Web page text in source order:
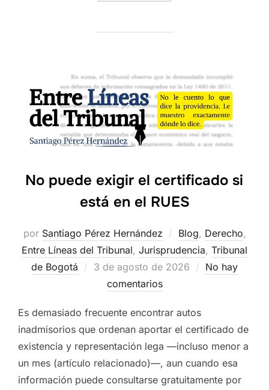
No puede exigir el certificado si
está en el RUES
por Santiago Pérez Hernández Blog, Derecho,
Entre Líneas del Tribunal, Jurisprudencia, Tribunal
de Bogotá
Publicado
3 de agosto de 2026
No hay
comentarios
Es demasiado frecuente encontrar autos
inadmisorios que ordenan aportar el certificado de
existencia y representación lega —incluso menor a
un mes (artículo relacionado)—, aun cuando esa
información puede consultarse gratuitamente por